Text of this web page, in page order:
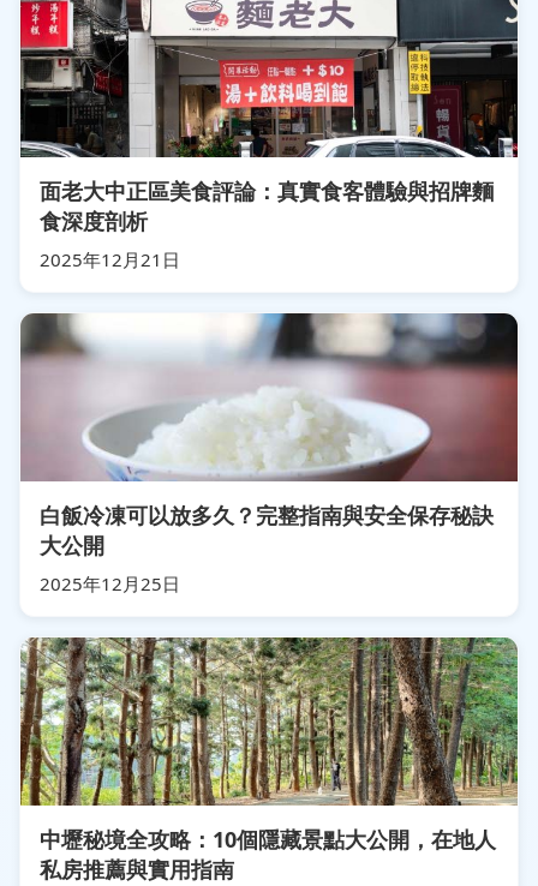
面老大中正區美食評論：真實食客體驗與招牌麵
食深度剖析
2025年12月21日
白飯冷凍可以放多久？完整指南與安全保存秘訣
大公開
2025年12月25日
中壢秘境全攻略：10個隱藏景點大公開，在地人
私房推薦與實用指南